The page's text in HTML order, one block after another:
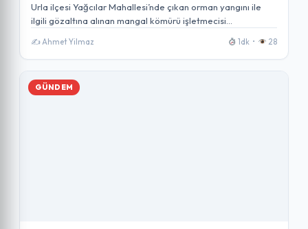
Urla ilçesi Yağcılar Mahallesi’nde çıkan orman yangını ile
ilgili gözaltına alınan mangal kömürü işletmecisi…
✍️ Ahmet Yilmaz 1dk • 28
GÜNDEM